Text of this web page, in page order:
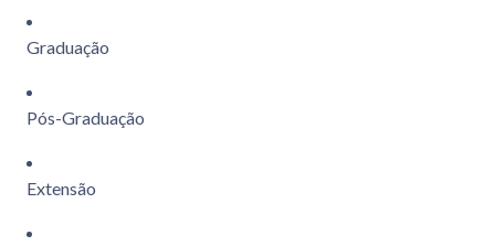
Graduação
Pós-Graduação
Extensão